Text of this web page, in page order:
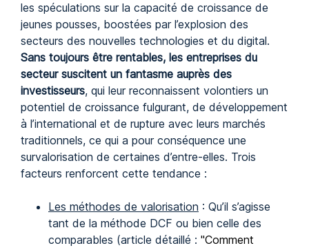
les spéculations sur la capacité de croissance de
jeunes pousses, boostées par l’explosion des
secteurs des nouvelles technologies et du digital.
Sans toujours être rentables, les entreprises du
secteur suscitent un fantasme auprès des
investisseurs, qui leur reconnaissent volontiers un
potentiel de croissance fulgurant, de développement
à l’international et de rupture avec leurs marchés
traditionnels, ce qui a pour conséquence une
survalorisation de certaines d’entre-elles. Trois
facteurs renforcent cette tendance :
Les méthodes de valorisation : Qu’il s’agisse
tant de la méthode DCF ou bien celle des
comparables (article détaillé : "Comment